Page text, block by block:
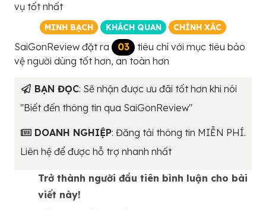
vụ tốt nhất
MINH BẠCH KHÁCH QUAN CHÍNH XÁC
SaiGonReview đặt ra 03
tiêu chí với mục tiêu bảo
vệ người dùng tốt hơn, an toàn hơn
BẠN ĐỌC: Sẽ nhận được ưu đãi tốt hơn khi nói
"Biết đến thông tin qua SaiGonReview"
DOANH NGHIỆP: Đăng tải thông tin MIỄN PHÍ.
Liên hệ để được hỗ trợ nhanh nhất
Trở thành người đầu tiên bình luận cho bài
viết này!